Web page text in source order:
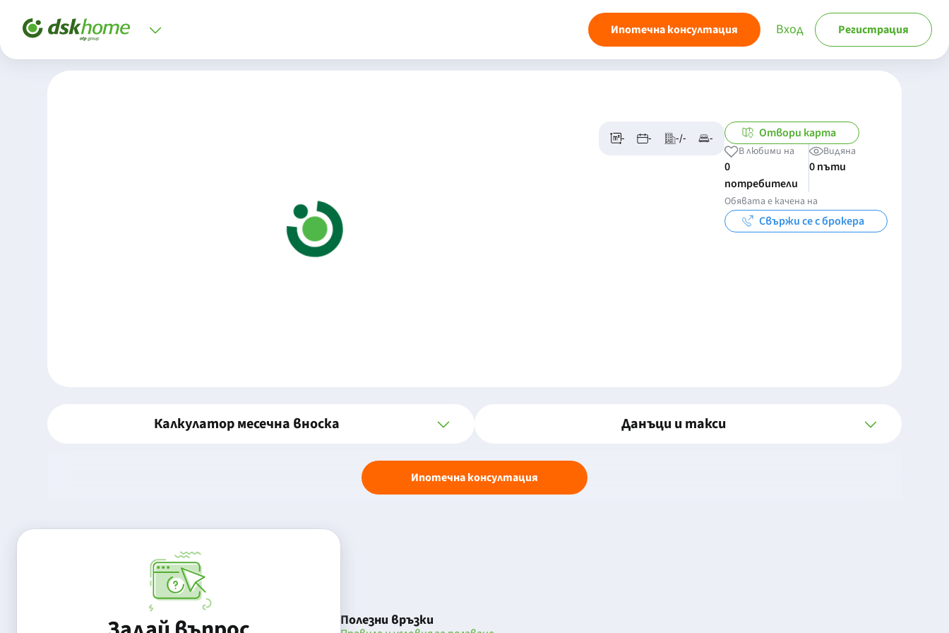
Ипотечна консултация Вход Регистрация
- - -/- - Отвори карта
В любими на
0
потребители
Видяна
0 пъти
Обявата е качена на
Свържи се с брокера
Калкулатор месечна вноска Данъци и такси
Ипотечна консултация
Полезни връзки